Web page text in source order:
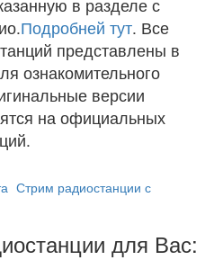
в разделе с
Подробней тут. Все
представлены в
ознакомительного
версии
на официальных
Стрим радиостанции с
для Вас: